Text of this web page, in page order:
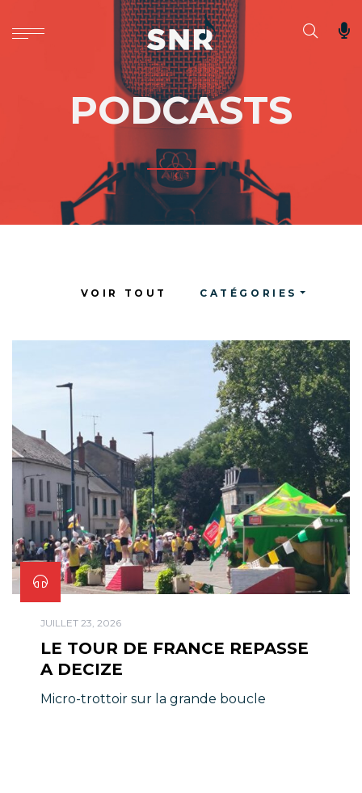
PODCASTS
VOIR TOUT CATÉGORIES
JUILLET 23, 2026
LE TOUR DE FRANCE REPASSE
A DECIZE
Micro-trottoir sur la grande boucle